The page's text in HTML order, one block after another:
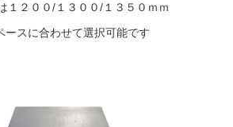
１２００/１３００/１３５０ｍｍ
ースに合わせて選択可能です